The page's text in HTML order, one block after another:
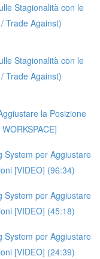
Stagionalità con le
Trade Against)
Stagionalità con le
Trade Against)
la Posizione
System per Aggiustare
[VIDEO] (96:34)
System per Aggiustare
[VIDEO] (45:18)
System per Aggiustare
[VIDEO] (24:39)